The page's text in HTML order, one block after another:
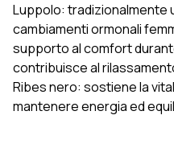
Luppolo: tradizionalmente
cambiamenti ormonali
supporto al comfort
contribuisce al
Ribes nero: sostiene la
mantenere energia ed